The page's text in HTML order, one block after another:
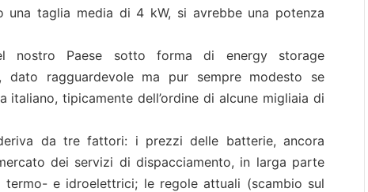
una taglia media di 4 kW, si avrebbe una potenza
nostro Paese sotto forma di energy storage
ragguardevole ma pur sempre modesto se
tipicamente dell’ordine di alcune migliaia di
da tre fattori: i prezzi delle batterie, ancora
dei servizi di dispacciamento, in larga parte
e idroelettrici; le regole attuali (scambio sul